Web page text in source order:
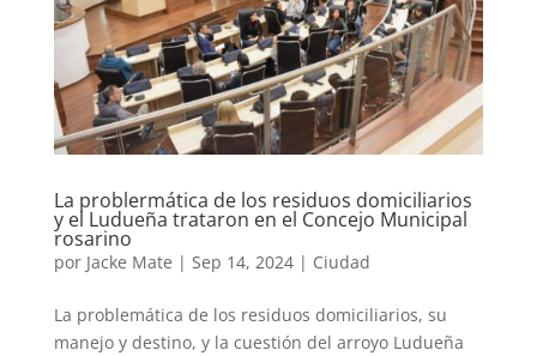
La problermática de los residuos domiciliarios
y el Ludueña trataron en el Concejo Municipal
rosarino
por Jacke Mate | Sep 14, 2024| Ciudad
La problemática de los residuos domiciliarios, su
manejo y destino, y la cuestión del arroyo Ludueña